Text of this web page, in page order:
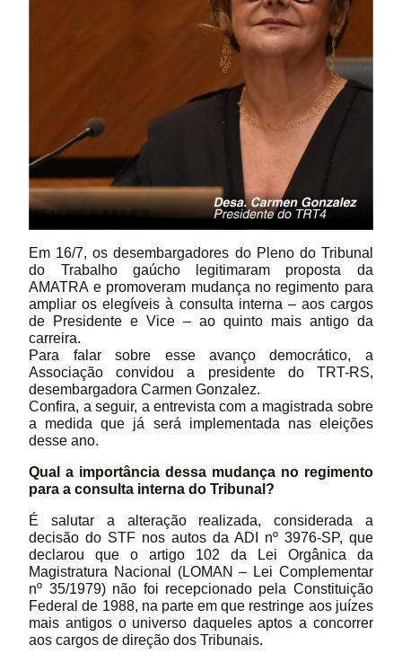
Em 16/7, os desembargadores do Pleno do Tribunal
do Trabalho gaúcho legitimaram proposta da
AMATRA e promoveram mudança no regimento para
ampliar os elegíveis à consulta interna – aos cargos
de Presidente e Vice – ao quinto mais antigo da
carreira.
Para falar sobre esse avanço democrático, a
Associação convidou a presidente do TRT-RS,
desembargadora Carmen Gonzalez.
Confira, a seguir, a entrevista com a magistrada sobre
a medida que já será implementada nas eleições
desse ano.
Qual a importância dessa mudança no regimento
para a consulta interna do Tribunal?
É salutar a alteração realizada, considerada a
decisão do STF nos autos da ADI nº 3976-SP, que
declarou que o artigo 102 da Lei Orgânica da
Magistratura Nacional (LOMAN – Lei Complementar
nº 35/1979) não foi recepcionado pela Constituição
Federal de 1988, na parte em que restringe aos juízes
mais antigos o universo daqueles aptos a concorrer
aos cargos de direção dos Tribunais.